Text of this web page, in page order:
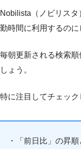
Nobilista（ノビリス
勤時間に利用するのに
毎朝更新される検索
しょう。
特に注目してチェック
・「前日比」の昇